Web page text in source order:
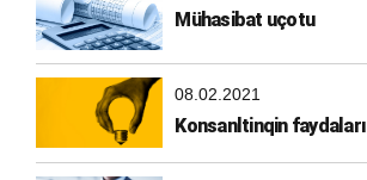
Mühasibat uçotu
08.02.2021
Konsanltinqin faydaları